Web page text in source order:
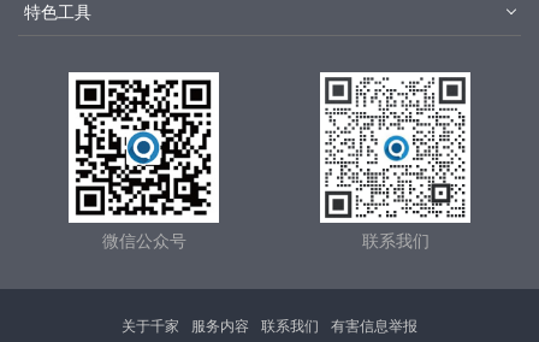
特色工具
方快3
集成商优选
微信公众号 联系我们
关于千家 服务内容 联系我们 有害信息举报